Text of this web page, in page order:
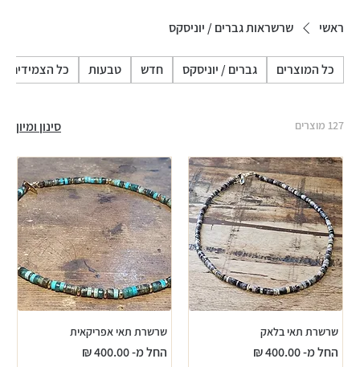
ראשי שרשראות גברים / יוניסקס
כל המוצרים גברים / יוניסקס חדש טבעות כל הצמידים
127 מוצרים סינון ומיון
שרשרת תאי בלאק
החל מ-
מחיר מבצע
שרשרת תאי אפריקאית
החל מ-
מחיר מבצע